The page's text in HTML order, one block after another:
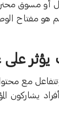
أو مسوق
هو مفتاح
على
وتتفاعل مع
يشاركون